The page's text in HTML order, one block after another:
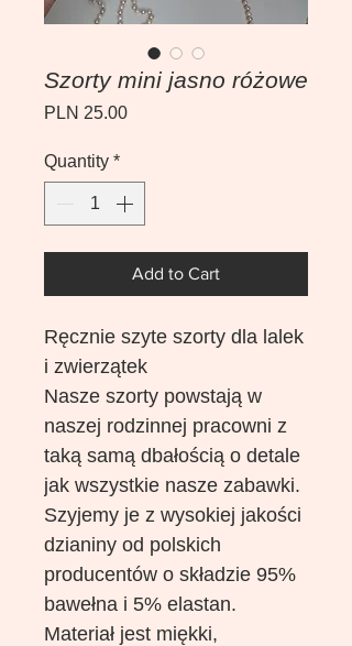
Szorty mini jasno różowe
PLN 25.00Price
Quantity *
Add to Cart
Ręcznie szyte szorty dla lalek
i zwierzątek
Nasze szorty powstają w
naszej rodzinnej pracowni z
taką samą dbałością o detale
jak wszystkie nasze zabawki.
Szyjemy je z wysokiej jakości
dzianiny od polskich
producentów o składzie 95%
bawełna i 5% elastan.
Materiał jest miękki,